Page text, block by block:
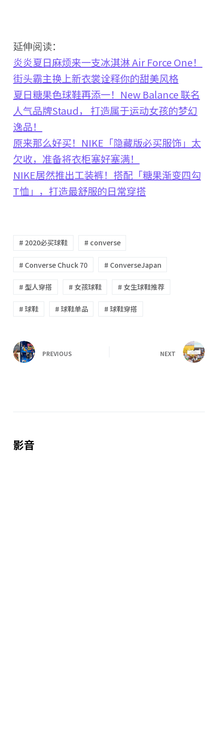
延伸阅读：
炎炎夏日麻烦来一支冰淇淋 Air Force One！
街头霸主换上新衣裳诠释你的甜美风格
夏日糖果色球鞋再添一！New Balance 联名
人气品牌Staud， 打造属于运动女孩的梦幻
逸品！
原来那么好买！NIKE「隐藏版必买服饰」太
欠收，准备将衣柜塞好塞满！
NIKE居然推出工装裤！搭配「糖果渐变四勾
T恤」，打造最舒服的日常穿搭
# 2020必买球鞋 # converse
# Converse Chuck 70 # ConverseJapan
# 型人穿搭 # 女孩球鞋 # 女生球鞋推荐
# 球鞋 # 球鞋单品 # 球鞋穿搭
PREVIOUS NEXT
影音